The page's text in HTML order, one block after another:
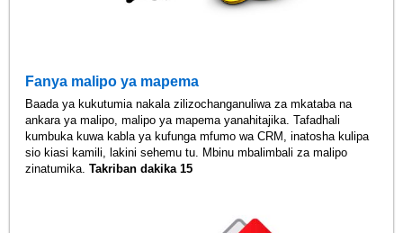
Fanya malipo ya mapema
Baada ya kukutumia nakala zilizochanganuliwa za mkataba na
ankara ya malipo, malipo ya mapema yanahitajika. Tafadhali
kumbuka kuwa kabla ya kufunga mfumo wa CRM, inatosha kulipa
sio kiasi kamili, lakini sehemu tu. Mbinu mbalimbali za malipo
zinatumika.Takriban dakika 15